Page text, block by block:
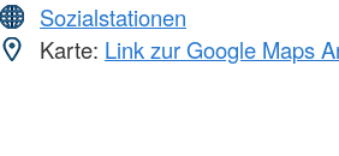
Sozialstationen
Karte: Link zur Google Maps